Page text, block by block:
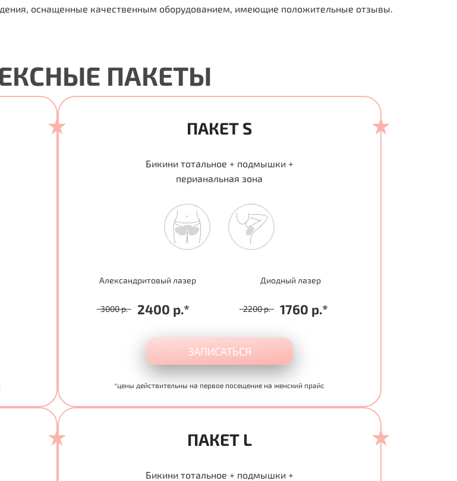
оснащенные качественным оборудованием, имеющие положительные отзывы.
ПАКЕТЫ
ПАКЕТ S
Бикини тотальное + подмышки +
перианальная зона
Александритовый лазер
3000 р. 2400 р.*
Диодный лазер
2200 р. 1760 р.*
ЗАПИСАТЬСЯ
*цены действительны на первое посещение на женский прайс
ПАКЕТ L
Бикини тотальное + подмышки +